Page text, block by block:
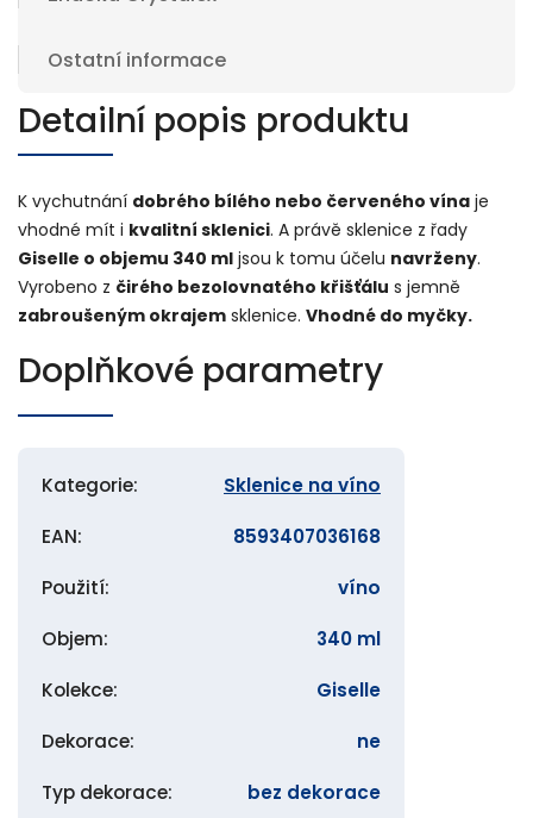
Ostatní informace
Detailní popis produktu
K vychutnání dobrého bílého nebo červeného vína je
vhodné mít i kvalitní sklenici. A právě sklenice z řady
Giselle o objemu 340 ml jsou k tomu účelu navrženy.
Vyrobeno z čirého bezolovnatého křišťálu s jemně
zabroušeným okrajem sklenice. Vhodné do myčky.
Doplňkové parametry
Kategorie: Sklenice na víno
EAN: 8593407036168
Použití: víno
Objem: 340 ml
Kolekce: Giselle
Dekorace: ne
Typ dekorace: bez dekorace